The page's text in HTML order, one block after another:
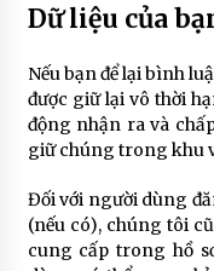
Dữ liệu của
Nếu bạn để lại bình
được giữ lại vô thời
động nhận ra và
giữ chúng trong khu
Đối với người dùng
(nếu có), chúng tôi
cung cấp trong hồ